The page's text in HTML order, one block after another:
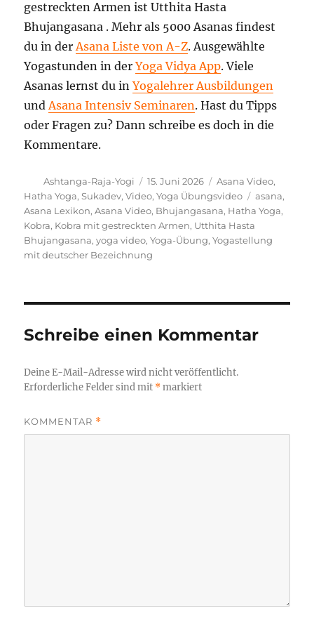
gestreckten Armen ist Utthita Hasta
Bhujangasana . Mehr als 5000 Asanas findest
du in der Asana Liste von A-Z. Ausgewählte
Yogastunden in derYoga Vidya App. Viele
Asanas lernst du inYogalehrer Ausbildungen
und Asana Intensiv Seminaren. Hast du Tipps
oder Fragen zu? Dann schreibe es doch in die
Kommentare.
Autor
Ashtanga-Raja-Yogi
Veröffentlicht
am
15. Juni 2026 Kategorien
Asana Video,
Hatha Yoga,Sukadev,Video,Yoga Übungsvideo asana,
Asana Lexikon,Asana Video, Bhujangasana, Hatha Yoga,
Kobra, Kobra mit gestreckten Armen, Utthita Hasta
Bhujangasana,yoga video,Yoga-Übung,Yogastellung
mit deutscher Bezeichnung
Schreibe einen Kommentar
Deine E-Mail-Adresse wird nicht veröffentlicht.
Erforderliche Felder sind mit *markiert
KOMMENTAR *